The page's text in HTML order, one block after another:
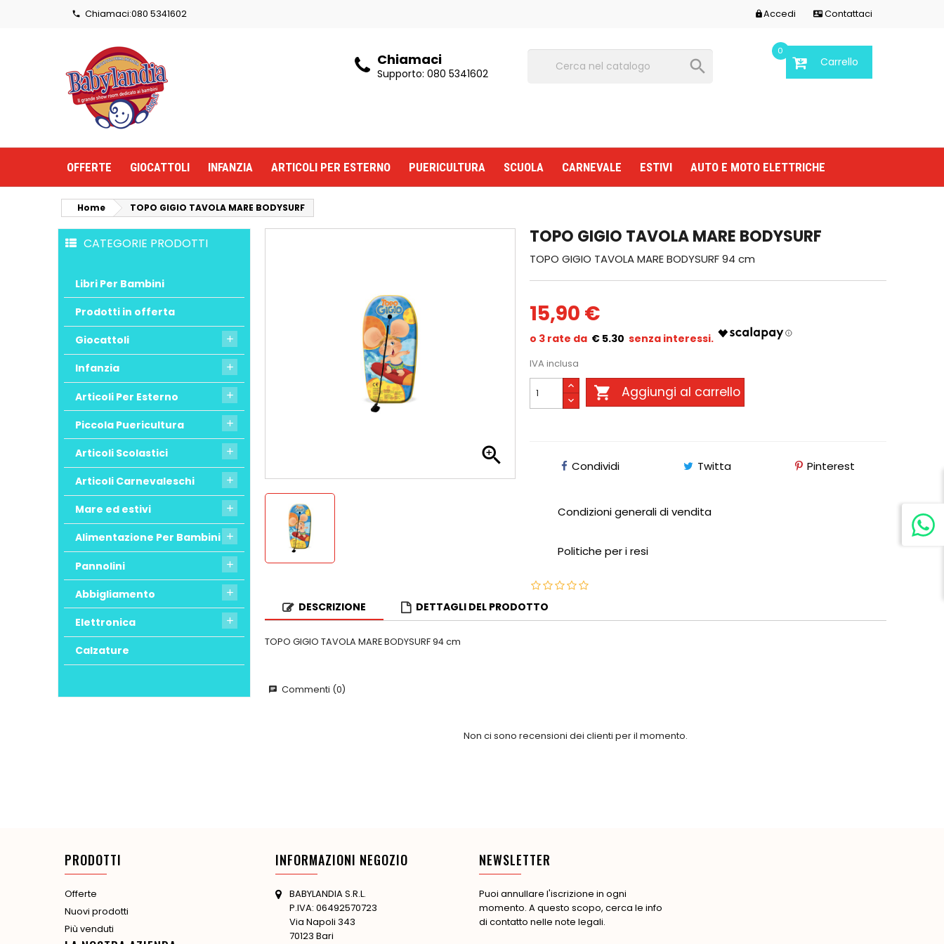
 Chiamaci:080 5341602 Accedi  Contattaci
Chiamaci
Supporto:080 5341602  Carrello
0
OFFERTE GIOCATTOLI INFANZIA ARTICOLI PER ESTERNO PUERICULTURA SCUOLA CARNEVALE ESTIVI AUTO E MOTO ELETTRICHE
Home TOPO GIGIO TAVOLA MARE BODYSURF
CATEGORIE PRODOTTI
Libri Per Bambini
Prodotti in offerta
Giocattoli 
Infanzia 
Articoli Per Esterno 
Piccola Puericultura 
Articoli Scolastici 
Articoli Carnevaleschi 
Mare ed estivi 
Alimentazione Per Bambini 
Pannolini 
Abbigliamento 
Elettronica 
Calzature

TOPO GIGIO TAVOLA MARE BODYSURF
TOPO GIGIO TAVOLA MARE BODYSURF 94 cm
15,90 €
€ 5.30
IVA inclusa
 Aggiungi al carrello
Condividi Twitta Pinterest
Condizioni generali di vendita
Politiche per i resi
DESCRIZIONE DETTAGLI DEL PRODOTTO
TOPO GIGIO TAVOLA MARE BODYSURF 94 cm
chat Commenti (0)
Non ci sono recensioni dei clienti per il momento.
PRODOTTI
Offerte
Nuovi prodotti
Più venduti
INFORMAZIONI NEGOZIO
BABYLANDIA S.R.L.
P.IVA: 06492570723
Via Napoli 343
70123 Bari
NEWSLETTER
Puoi annullare l'iscrizione in ogni
momento. A questo scopo, cerca le info
di contatto nelle note legali.